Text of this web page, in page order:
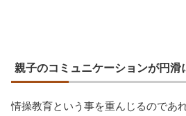
親子のコミュニケーションが円滑
情操教育という事を重んじるのであ